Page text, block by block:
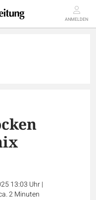
ANMELDEN
13:03 Uhr|
2 Minuten